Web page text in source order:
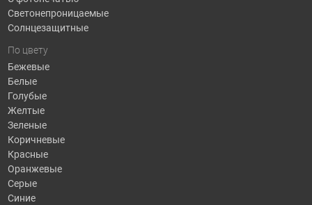
Светонепроницаемые
Солнцезащитные
По цвету
Бежевые
Белые
Голубые
Желтые
Зеленые
Коричневые
Красные
Оранжевые
Серые
Синие